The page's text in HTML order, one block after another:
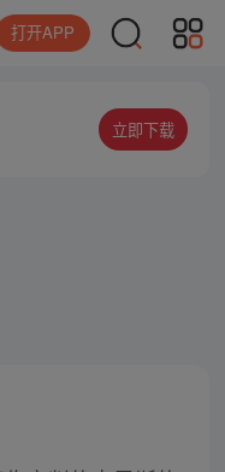
打开APP
立即下载